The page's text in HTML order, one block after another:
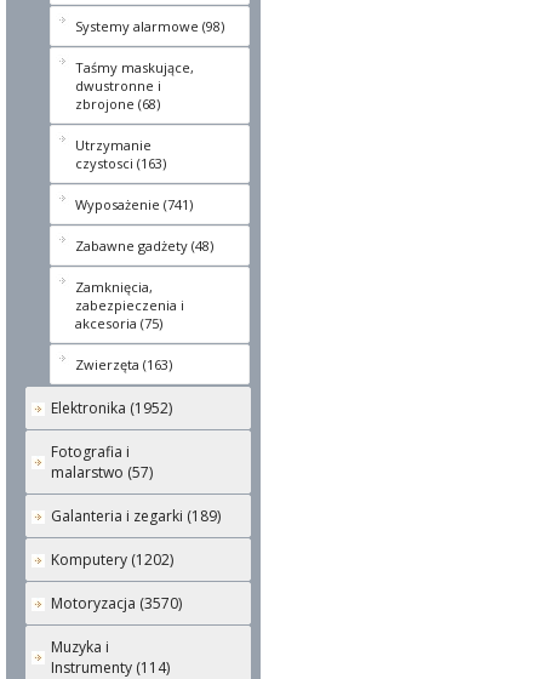
Systemy alarmowe (98)
Taśmy maskujące,
dwustronne i
zbrojone (68)
Utrzymanie
czystosci (163)
Wyposażenie (741)
Zabawne gadżety (48)
Zamknięcia,
zabezpieczenia i
akcesoria (75)
Zwierzęta (163)
Elektronika (1952)
Fotografia i
malarstwo (57)
Galanteria i zegarki (189)
Komputery (1202)
Motoryzacja (3570)
Muzyka i
Instrumenty (114)